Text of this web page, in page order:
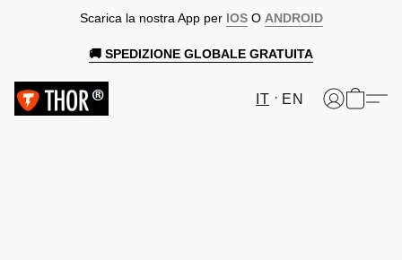
Scarica la nostra App per IOSO ANDROID
🚚 SPEDIZIONE GLOBALE GRATUITA
IT EN